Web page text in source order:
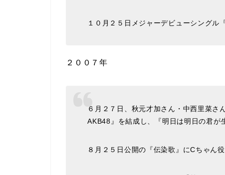
１０月２５日メジャーデビューシングル
２００７年
６月２７日、秋元才加さん・中西里菜
AKB48』を結成し、『明日は明日の君が
８月２５日公開の『伝染歌』にCちゃん役